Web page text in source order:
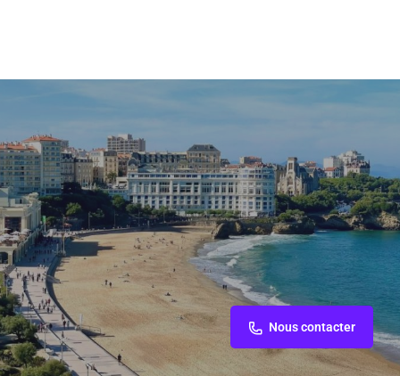
Nous contacter